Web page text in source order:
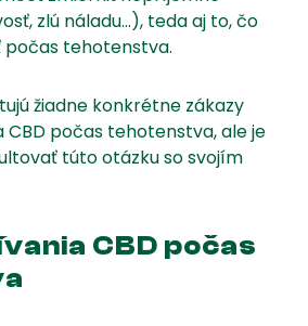
zlú náladu…), teda aj to, čo
počas tehotenstva.
žiadne konkrétne zákazy
CBD počas tehotenstva, ale je
túto otázku so svojím
CBD počas